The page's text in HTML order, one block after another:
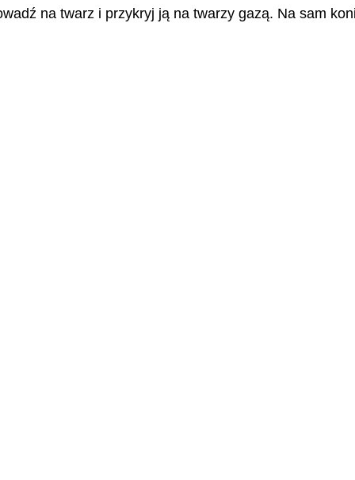
na twarz i przykryj ją na twarzy gazą. Na sam